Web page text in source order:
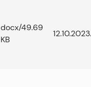
docx/49.69
KB
12.10.2023.